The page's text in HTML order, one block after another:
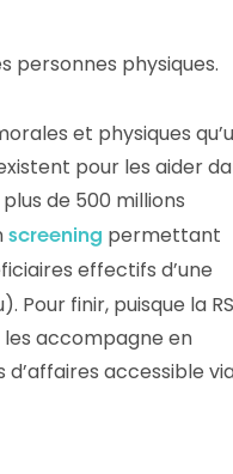
personnes physiques.
et physiques
pour les aider
de 500 millions
screening permettant
effectifs d’une
finir, puisque la
accompagne en
accessible